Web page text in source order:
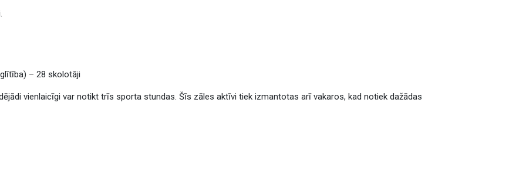
.
– 28 skolotāji
vienlaicīgi var notikt trīs sporta stundas. Šīs zāles aktīvi tiek izmantotas arī vakaros, kad notiek dažādas